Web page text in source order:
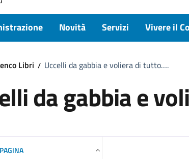
Novità Servizi Vivere il
Libri Uccelli da gabbia e voliera di tutto….
da gabbia e